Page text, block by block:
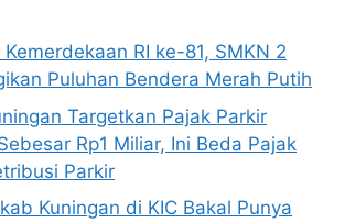
RI ke-81, SMKN 2
Puluhan Bendera Merah Putih
Targetkan Pajak Parkir
Rp1 Miliar, Ini Beda Pajak
Parkir
Kuningan di KIC Bakal Punya